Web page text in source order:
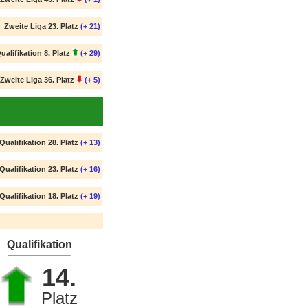
Zweite Liga 23. Platz (+ 21)
8. Platz (+ 29)
Zweite Liga 36. Platz (+ 5)
28. Platz (+ 13)
23. Platz (+ 16)
18. Platz (+ 19)
Qualifikation
14.
Platz